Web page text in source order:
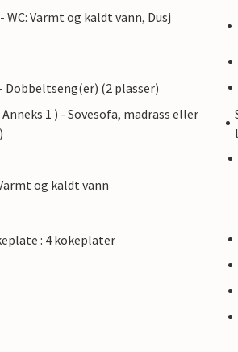
WC: Varmt og kaldt vann, Dusj
Dobbeltseng(er) (2 plasser)
1 ) - Sovesofa, madrass eller
og kaldt vann
: 4 kokeplater